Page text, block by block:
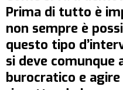
Prima di tutto è
non sempre è
questo tipo
si deve comunque
burocratico e